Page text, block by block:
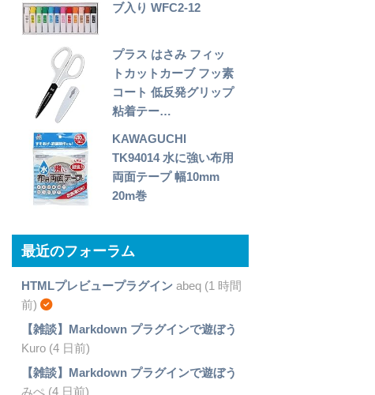
ブ入り WFC2-12
プラス はさみ フィッ
トカットカーブ フッ素
コート 低反発グリップ
粘着テー…
KAWAGUCHI
TK94014 水に強い布用
両面テープ 幅10mm
20m巻
最近のフォーラム
HTMLプレビュープラグインabeq (1 時間
前)
【雑談】Markdown プラグインで遊ぼう
Kuro (4 日前)
【雑談】Markdown プラグインで遊ぼう
みぺ (4 日前)